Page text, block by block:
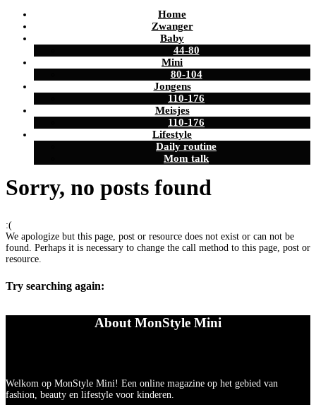
Home
Zwanger
Baby
44-80
Mini
80-104
Jongens
110-176
Meisjes
110-176
Lifestyle
Daily routine
Mom talk
Sorry, no posts found
:(
We apologize but this page, post or resource does not exist or can not be
found. Perhaps it is necessary to change the call method to this page, post or
resource.
Try searching again:
About MonStyle Mini
Welkom op MonStyle Mini! Een online magazine op het gebied van
fashion, beauty en lifestyle voor kinderen.